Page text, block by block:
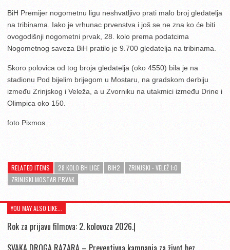
BiH Premijer nogometnu ligu neshvatljivo prati malo broj gledatelja
na tribinama. Iako je vrhunac prvenstva i još se ne zna ko će biti
ovogodišnji nogometni prvak, 28. kolo prema podatcima
Nogometnog saveza BiH pratilo je 9.700 gledatelja na tribinama.
Skoro polovica od tog broja gledatelja (oko 4550) bila je na
stadionu Pod bijelim brijegom u Mostaru, na gradskom derbiju
između Zrinjskog i Veleža, a u Zvorniku na utakmici između Drine i
Olimpica oko 150.
foto Pixmos
RELATED ITEMS 28 KOLO BH LIGE BIH2
ZRINJSKI - VELEŽ 1:0
ZRINJSKI MOSTAR PRVAK
YOU MAY ALSO LIKE...
Rok za prijavu filmova: 2. kolovoza 2026.|